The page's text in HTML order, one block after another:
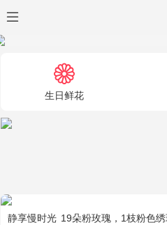
生日鲜花
静享慢时光 19朵粉玫瑰，1枝粉色绣球，粉色洋桔